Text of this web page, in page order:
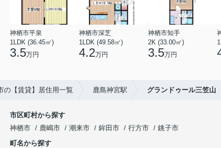
神栖市平泉
1LDK (36.45㎡)
3.5万円
神栖市深芝
1LDK (49.58㎡)
4.2万円
神栖市知手
2K (33.00㎡)
3.5万円
の【賃貸】居住用一覧 鹿島神宮駅 グランドゥール三笠山
市区町村から探す
神栖市
鹿嶋市 潮来市 鉾田市 行方市
銚子市
町名から探す